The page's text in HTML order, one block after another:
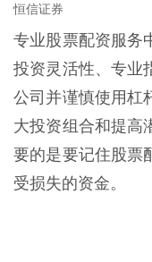
恒信证券
专业股票配资服务
投资灵活性、专业
公司并谨慎使用杠
大投资组合和提高
要的是要记住股票
受损失的资金。